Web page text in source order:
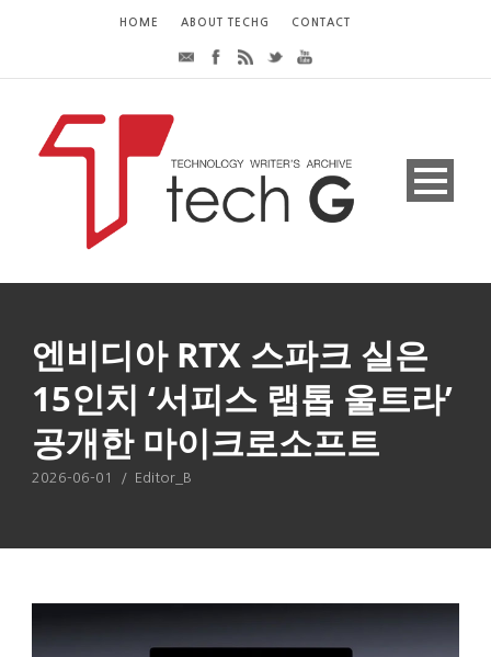
HOME ABOUT TECHG CONTACT
엔비디아 RTX 스파크 실은
15인치 ‘서피스 랩톱 울트라’
공개한 마이크로소프트
2026-06-01 / Editor_B